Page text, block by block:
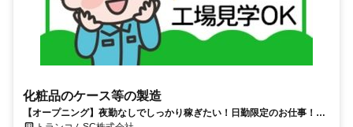
化粧品のケース等の製造
【オープニング】夜勤なしでしっかり稼ぎたい！日勤限定のお仕事！年